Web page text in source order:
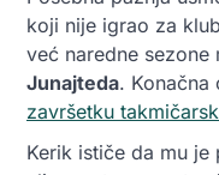
koji nije igrao za
već naredne
Junajteda. Konačna
završetku
Kerik ističe da mu